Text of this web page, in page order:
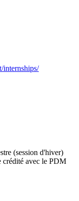
internships/
(session d'hiver)
crédité avec le PDM